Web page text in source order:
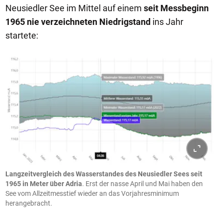
Neusiedler See im Mittel auf einem seit Messbeginn
1965 nie verzeichneten Niedrigstand ins Jahr
startete:
Langzeitvergleich des Wasserstandes des Neusiedler Sees seit
1965 in Meter über Adria. Erst der nasse April und Mai haben den
See vom Allzeitmesstief wieder an das Vorjahresminimum
herangebracht.